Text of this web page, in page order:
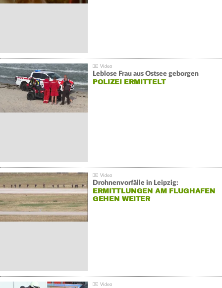
Leblose Frau aus Ostsee geborgen
POLIZEI ERMITTELT
Drohnenvorfälle in Leipzig:
ERMITTLUNGEN AM FLUGHAFEN
GEHEN WEITER